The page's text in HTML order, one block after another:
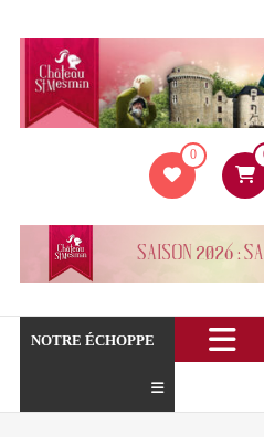
contenu
de
Mesmin
0
NOTRE ÉCHOPPE